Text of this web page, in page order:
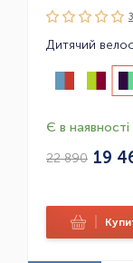
Дитячий
Є в наявності
22 890 19